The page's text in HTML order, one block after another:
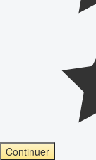
Continuer